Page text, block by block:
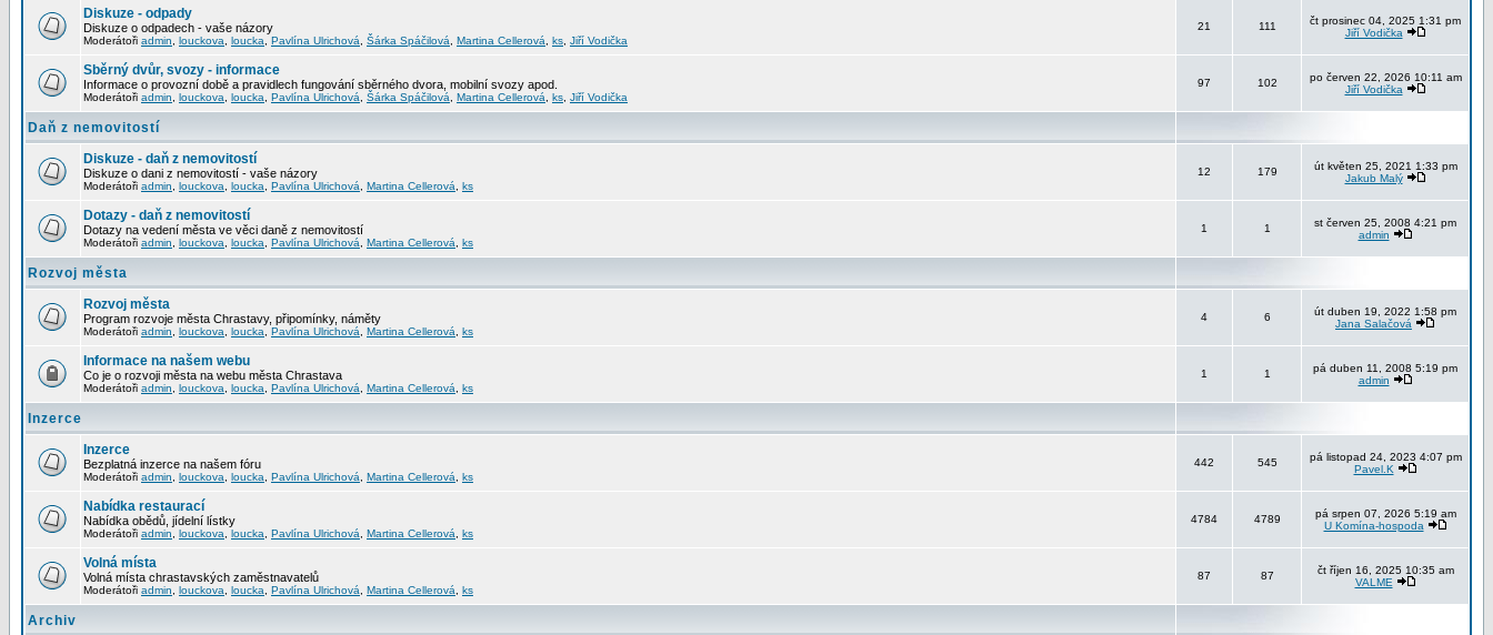
Diskuze - odpady
Diskuze o odpadech - vaše názory
Moderátoři admin louckova loucka Pavlína Ulrichová Šárka Spáčilová Martina Cellerová ks Jiří Vodička
21 111
čt prosinec 04, 2025 1:31 pm
Jiří Vodička
Sběrný dvůr, svozy - informace
Informace o provozní době a pravidlech fungování sběrného dvora, mobilní svozy apod.
Moderátoři admin louckova loucka Pavlína Ulrichová Šárka Spáčilová Martina Cellerová ks Jiří Vodička
97 102
po červen 22, 2026 10:11 am
Jiří Vodička
Daň z nemovitostí
Diskuze - daň z nemovitostí
Diskuze o dani z nemovitostí - vaše názory
Moderátoři admin louckova loucka Pavlína Ulrichová Martina Cellerová ks
12 179
út květen 25, 2021 1:33 pm
Jakub Malý
Dotazy - daň z nemovitostí
Dotazy na vedení města ve věci daně z nemovitostí
Moderátoři admin louckova loucka Pavlína Ulrichová Martina Cellerová ks
1 1
st červen 25, 2008 4:21 pm
admin
Rozvoj města
Rozvoj města
Program rozvoje města Chrastavy, připomínky, náměty
Moderátoři admin louckova loucka Pavlína Ulrichová Martina Cellerová ks
4 6
út duben 19, 2022 1:58 pm
Jana Salačová
Informace na našem webu
Co je o rozvoji města na webu města Chrastava
Moderátoři admin louckova loucka Pavlína Ulrichová Martina Cellerová ks
1 1
pá duben 11, 2008 5:19 pm
admin
Inzerce
Inzerce
Bezplatná inzerce na našem fóru
Moderátoři admin louckova loucka Pavlína Ulrichová Martina Cellerová ks
442 545
pá listopad 24, 2023 4:07 pm
Pavel.K
Nabídka restaurací
Nabídka obědů, jídelní lístky
Moderátoři admin louckova loucka Pavlína Ulrichová Martina Cellerová ks
4784 4789
pá srpen 07, 2026 5:19 am
U Komína-hospoda
Volná místa
Volná místa chrastavských zaměstnavatelů
Moderátoři admin louckova loucka Pavlína Ulrichová Martina Cellerová ks
87 87
čt říjen 16, 2025 10:35 am
VALME
Archiv